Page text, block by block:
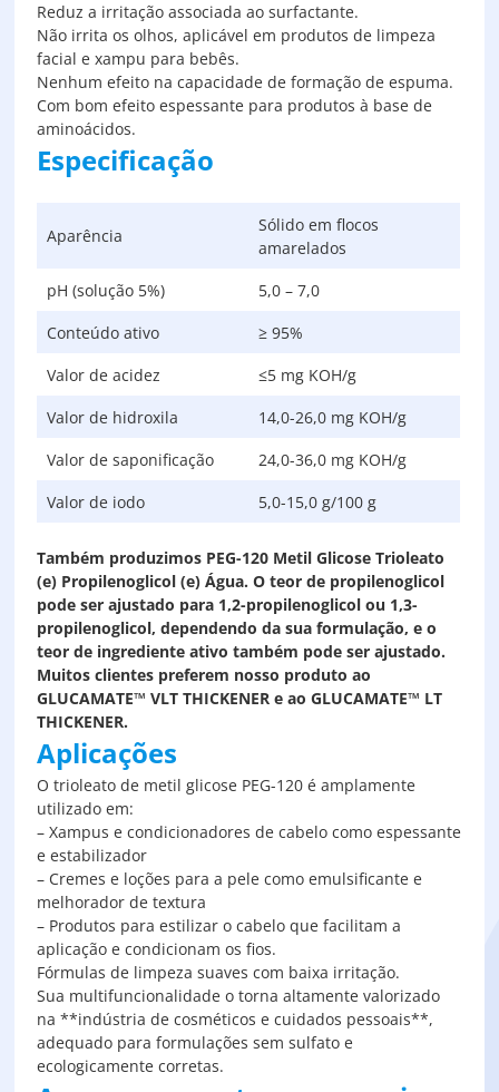
Reduz a irritação associada ao surfactante.
Não irrita os olhos, aplicável em produtos de limpeza
facial e xampu para bebês.
Nenhum efeito na capacidade de formação de espuma.
Com bom efeito espessante para produtos à base de
aminoácidos.
Especificação
Aparência
Sólido em flocos
amarelados
pH (solução 5%)
5,0 – 7,0
Conteúdo ativo
≥ 95%
Valor de acidez
≤5 mg KOH/g
Valor de hidroxila
14,0-26,0 mg KOH/g
Valor de saponificação
24,0-36,0 mg KOH/g
Valor de iodo
5,0-15,0 g/100 g
Também produzimos PEG-120 Metil Glicose Trioleato
(e) Propilenoglicol (e) Água. O teor de propilenoglicol
pode ser ajustado para 1,2-propilenoglicol ou 1,3-
propilenoglicol, dependendo da sua formulação, e o
teor de ingrediente ativo também pode ser ajustado.
Muitos clientes preferem nosso produto ao
GLUCAMATE™ VLT THICKENER e ao GLUCAMATE™ LT
THICKENER.
Aplicações
O trioleato de metil glicose PEG-120 é amplamente
utilizado em:
– Xampus e condicionadores de cabelo como espessante
e estabilizador
– Cremes e loções para a pele como emulsificante e
melhorador de textura
– Produtos para estilizar o cabelo que facilitam a
aplicação e condicionam os fios.
Fórmulas de limpeza suaves com baixa irritação.
Sua multifuncionalidade o torna altamente valorizado
na **indústria de cosméticos e cuidados pessoais**,
adequado para formulações sem sulfato e
ecologicamente corretas.